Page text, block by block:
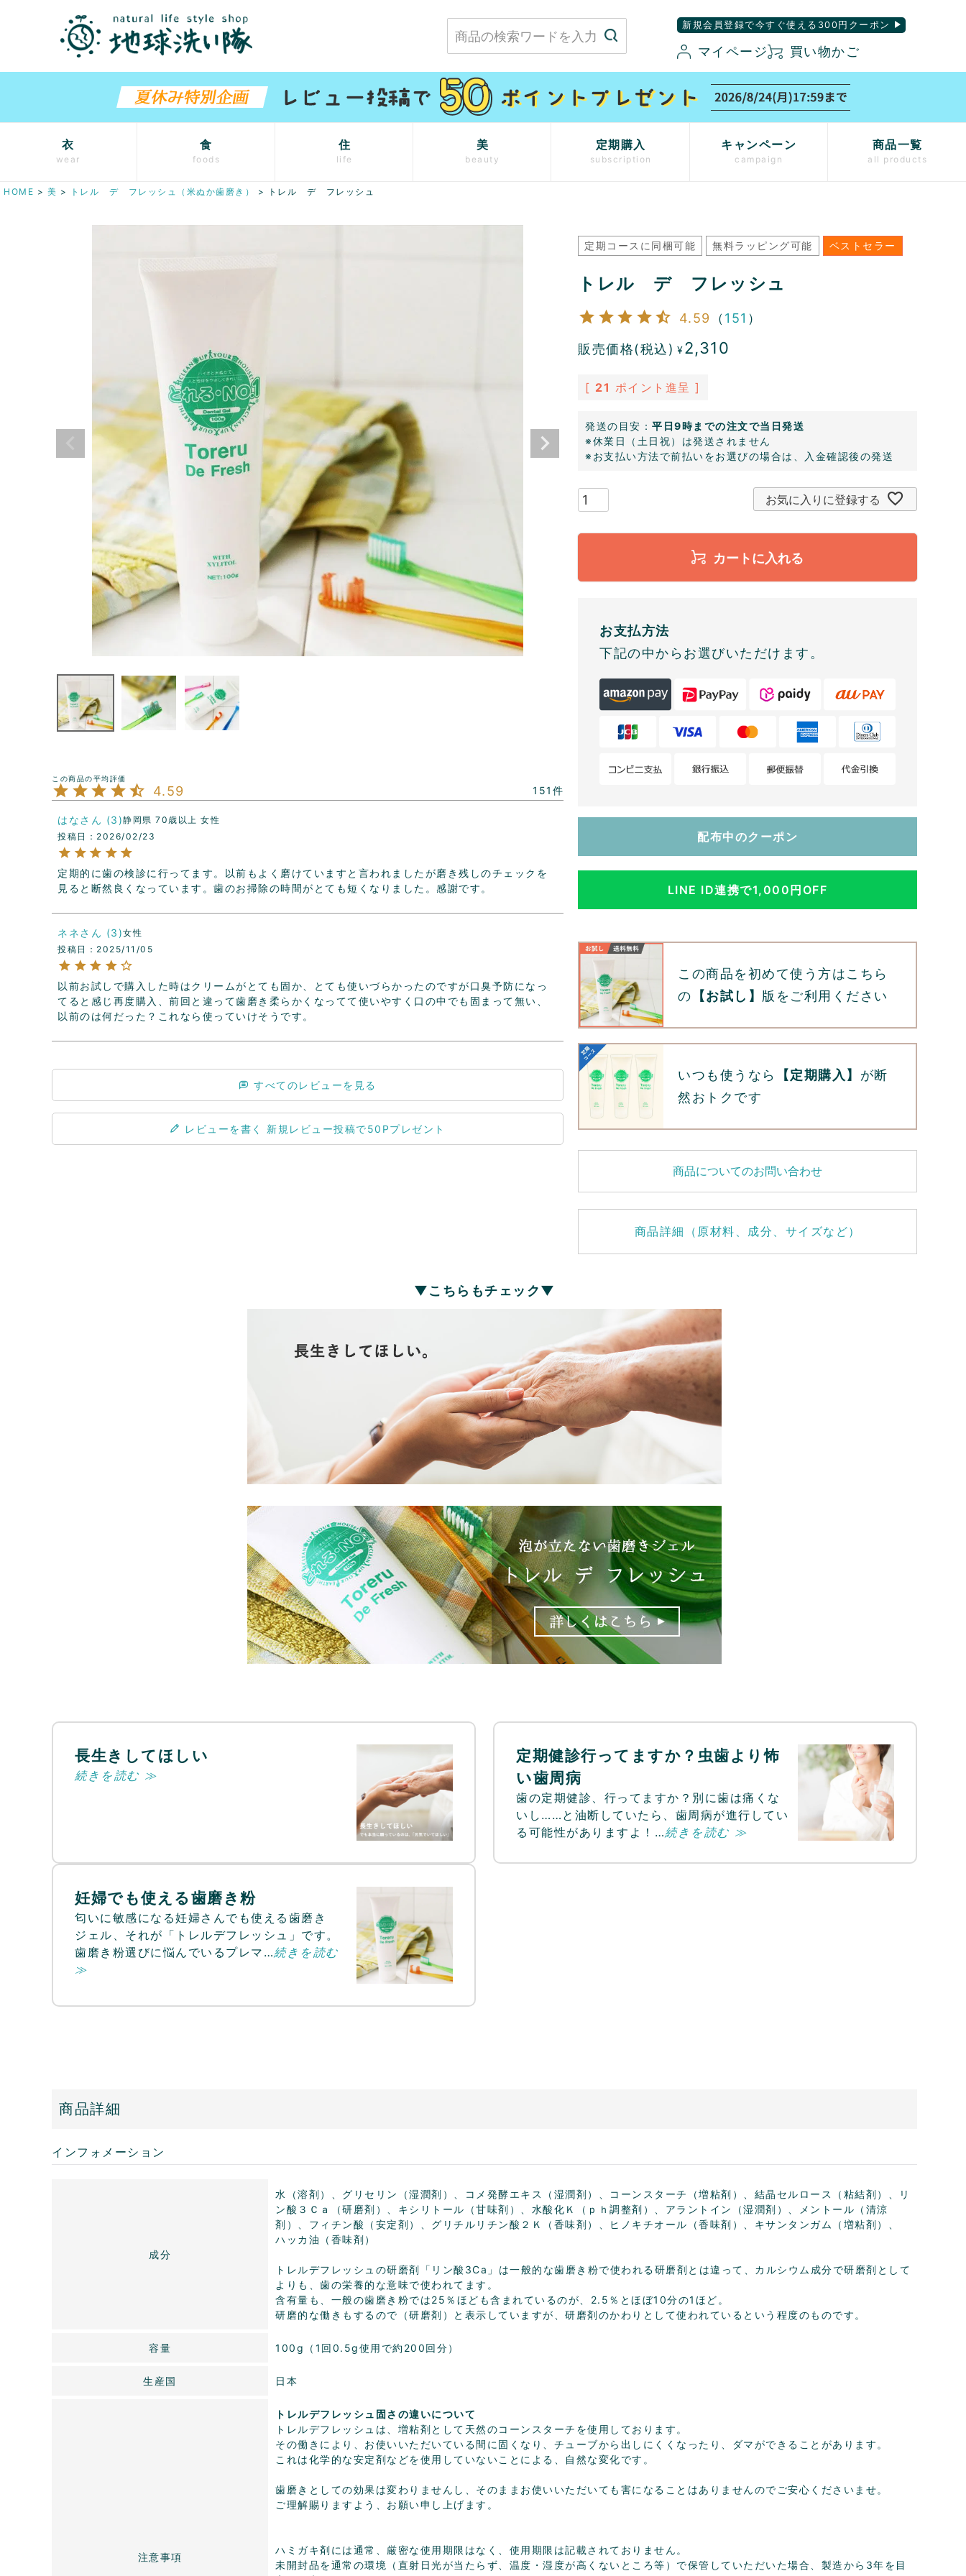
新規会員登録で今すぐ使える300円クーポン
マイページ 買い物かご
衣
wear
食
foods
住
life
美
beauty
定期購入
subscription
キャンペーン
campaign
商品一覧
all products
HOME 美 トレル デ フレッシュ（米ぬか歯磨き） トレル デ フレッシュ
4.59 151
はな 3 静岡県 70歳以上 女性
投稿日
2026/02/23
定期的に歯の検診に行ってます。以前もよく磨けていますと言われましたが磨き残しのチェックを
見ると断然良くなっています。歯のお掃除の時間がとても短くなりました。感謝です。
ネネ 3 女性
投稿日
2025/11/05
以前お試しで購入した時はクリームがとても固か、とても使いづらかったのですが口臭予防になっ
てると感じ再度購入、前回と違って歯磨き柔らかくなってて使いやすく口の中でも固まって無い、
以前のは何だった？これなら使っていけそうです。
すべてのレビューを見る
レビューを書く
定期コースに同梱可能 無料ラッピング可能 ベストセラー
トレル デ フレッシュ
4.59 （ 151 ）
販売価格(税込) ¥2,310
[ 21 ポイント進呈 ]
発送の目安： 平日9時までの注文で当日発送
※休業日（土日祝）は発送されません
※お支払い方法で前払いをお選びの場合は、入金確認後の発送
お気に入りに登録する
カートに入れる
お支払方法
下記の中からお選びいただけます。
配布中のクーポン
LINE ID連携で1,000円OFF
この商品を初めて使う方はこちら
の 【お試し】 版をご利用ください
いつも使うなら 【定期購入】 が断
然おトクです
商品についてのお問い合わせ
商品詳細（原材料、成分、サイズなど）
▼こちらもチェック▼
長生きしてほしい
続きを読む ≫
定期健診行ってますか？虫歯より怖
い歯周病
歯の定期健診、行ってますか？別に歯は痛くな
いし……と油断していたら、歯周病が進行してい
る可能性がありますよ！…続きを読む ≫
妊婦でも使える歯磨き粉
匂いに敏感になる妊婦さんでも使える歯磨き
ジェル、それが「トレルデフレッシュ」です。
歯磨き粉選びに悩んでいるプレマ…続きを読む
≫
商品詳細
インフォメーション
成分
水（溶剤）、グリセリン（湿潤剤）、コメ発酵エキス（湿潤剤）、コーンスターチ（増粘剤）、結晶セルロース（粘結剤）、リ
ン酸３Ｃａ（研磨剤）、キシリトール（甘味剤）、水酸化Ｋ（ｐｈ調整剤）、アラントイン（湿潤剤）、メントール（清涼
剤）、フィチン酸（安定剤）、グリチルリチン酸２Ｋ（香味剤）、ヒノキチオール（香味剤）、キサンタンガム（増粘剤）、
ハッカ油（香味剤）
トレルデフレッシュの研磨剤「リン酸3Ca」は一般的な歯磨き粉で使われる研磨剤とは違って、カルシウム成分で研磨剤として
よりも、歯の栄養的な意味で使われてます。
含有量も、一般の歯磨き粉では25％ほども含まれているのが、2.5％とほぼ10分の1ほど。
研磨的な働きもするので（研磨剤）と表示していますが、研磨剤のかわりとして使われているという程度のものです。
容量 100g（1回0.5g使用で約200回分）
生産国 日本
注意事項
トレルデフレッシュ固さの違いについて
トレルデフレッシュは、増粘剤として天然のコーンスターチを使用しております。
その働きにより、お使いいただいている間に固くなり、チューブから出しにくくなったり、ダマができることがあります。
これは化学的な安定剤などを使用していないことによる、自然な変化です。
歯磨きとしての効果は変わりませんし、そのままお使いいただいても害になることはありませんのでご安心くださいませ。
ご理解賜りますよう、お願い申し上げます。
ハミガキ剤には通常、厳密な使用期限はなく、使用期限は記載されておりません。
未開封品を通常の環境（直射日光が当たらず、温度・湿度が高くないところ等）で保管していただいた場合、製造から3年を目